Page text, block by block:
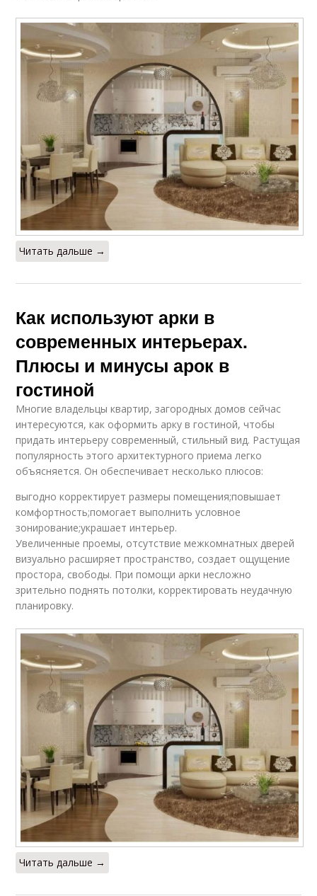
Читать дальше →
Как используют арки в
современных интерьерах.
Плюсы и минусы арок в
гостиной
Многие владельцы квартир, загородных домов сейчас
интересуются, как оформить арку в гостиной, чтобы
придать интерьеру современный, стильный вид. Растущая
популярность этого архитектурного приема легко
объясняется. Он обеспечивает несколько плюсов:
выгодно корректирует размеры помещения;повышает
комфортность;помогает выполнить условное
зонирование;украшает интерьер.
Увеличенные проемы, отсутствие межкомнатных дверей
визуально расширяет пространство, создает ощущение
простора, свободы. При помощи арки несложно
зрительно поднять потолки, корректировать неудачную
планировку.
Читать дальше →